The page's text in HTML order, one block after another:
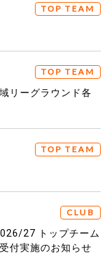
TOP TEAM
TOP TEAM
リーグラウンド各
TOP TEAM
CLUB
27 トップチーム
付実施のお知らせ